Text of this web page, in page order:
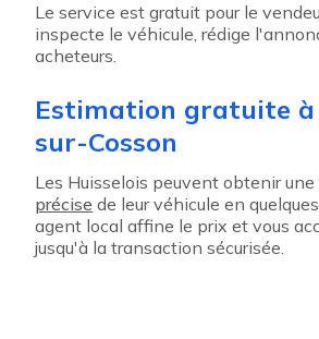
Le service est gratuit pour le
inspecte le véhicule, rédige
acheteurs.
Estimation gratuite à
sur-Cosson
Les Huisselois peuvent obtenir une
précise de leur véhicule en
agent local affine le prix et vous
jusqu'à la transaction sécurisée.